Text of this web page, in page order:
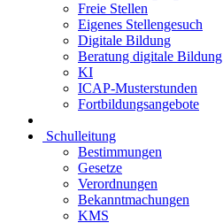
Freie Stellen
Eigenes Stellengesuch
Digitale Bildung
Beratung digitale Bildung
KI
ICAP-Musterstunden
Fortbildungsangebote
Schulleitung
Bestimmungen
Gesetze
Verordnungen
Bekanntmachungen
KMS